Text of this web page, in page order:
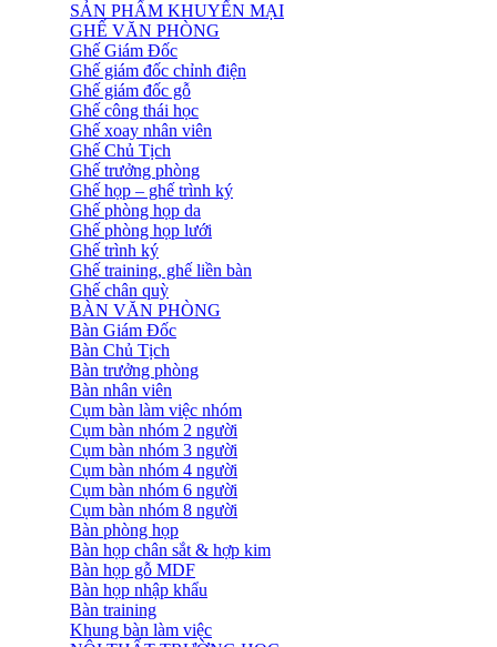
SẢN PHẨM KHUYẾN MẠI
GHẾ VĂN PHÒNG
Ghế Giám Đốc
Ghế giám đốc chỉnh điện
Ghế giám đốc gỗ
Ghế công thái học
Ghế xoay nhân viên
Ghế Chủ Tịch
Ghế trưởng phòng
Ghế họp – ghế trình ký
Ghế phòng họp da
Ghế phòng họp lưới
Ghế trình ký
Ghế training, ghế liền bàn
Ghế chân quỳ
BÀN VĂN PHÒNG
Bàn Giám Đốc
Bàn Chủ Tịch
Bàn trưởng phòng
Bàn nhân viên
Cụm bàn làm việc nhóm
Cụm bàn nhóm 2 người
Cụm bàn nhóm 3 người
Cụm bàn nhóm 4 người
Cụm bàn nhóm 6 người
Cụm bàn nhóm 8 người
Bàn phòng họp
Bàn họp chân sắt & hợp kim
Bàn họp gỗ MDF
Bàn họp nhập khẩu
Bàn training
Khung bàn làm việc